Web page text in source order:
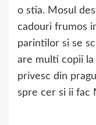
o stia. Mosul
cadouri frumos
parintilor si se
are multi copii
privesc din
spre cer si ii fac